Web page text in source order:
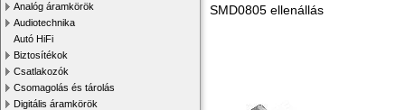
Analóg áramkörök
Audiotechnika
Autó HiFi
Biztosítékok
Csatlakozók
Csomagolás és tárolás
Digitális áramkörök
SMD0805 ellenállás